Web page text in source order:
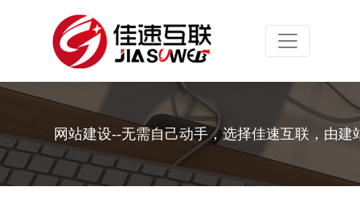
Toggle
网站建设--无需自己动手，选择佳速互联，由建